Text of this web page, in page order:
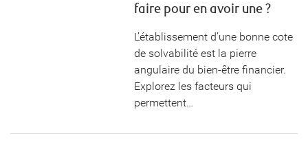
faire pour en avoir une ?
L’établissement d’une bonne cote
de solvabilité est la pierre
angulaire du bien-être financier.
Explorez les facteurs qui
permettent…